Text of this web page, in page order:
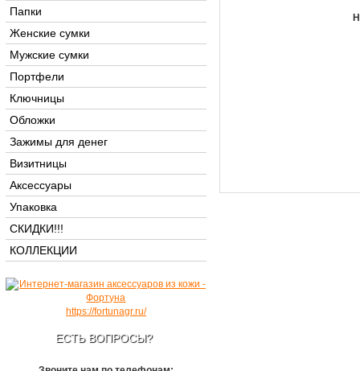
Папки
Женские сумки
Мужские сумки
Портфели
Ключницы
Обложки
Зажимы для денег
Визитницы
Аксессуары
Упаковка
СКИДКИ!!!
КОЛЛЕКЦИИ
https://fortunagr.ru/
ЕСТЬ ВОПРОСЫ?